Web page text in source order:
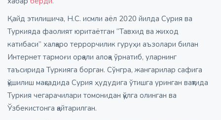
Қайд этилишича, Н.С. исмли аёл 2020 йилда Сурия ва
Туркияда фаолият юритаётган “Тавхид ва жиход
катибаси” халқаро террорчилик гуруҳи аъзолари билан
Интернет тармоғи орқали алоқа ўрнатиб, уларнинг
таъсирида Туркияга борган. Сўнгра, жангарилар сафига
қўшилиш мақсадида Сурия ҳудудига ўтишга уринган вақтида
Туркия чегарачилари томонидан қўлга олинган ва
Ўзбекистонга қайтарилган.